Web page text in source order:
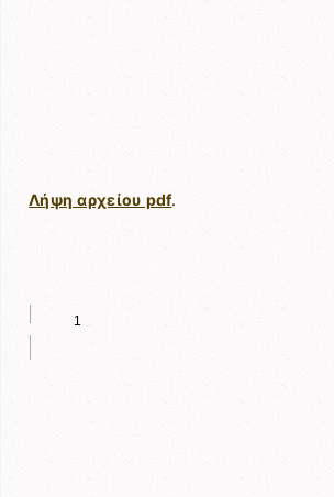
Λήψη αρχείου pdf.